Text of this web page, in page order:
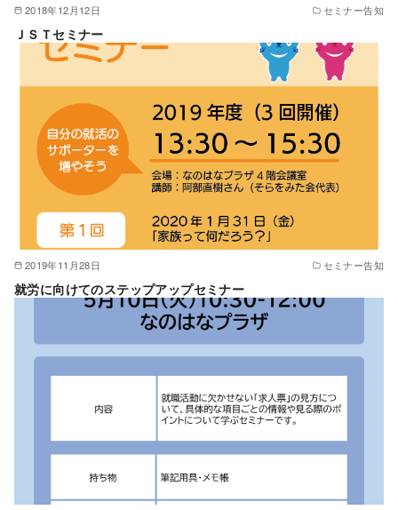
2018年12月12日 セミナー告知
ＪＳＴセミナー
2019年11月28日 セミナー告知
就労に向けてのステップアップセミナー